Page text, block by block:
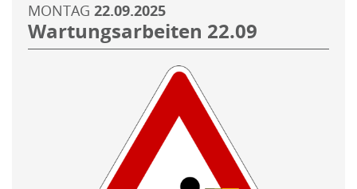
MONTAG 22.09.2025
Wartungsarbeiten 22.09